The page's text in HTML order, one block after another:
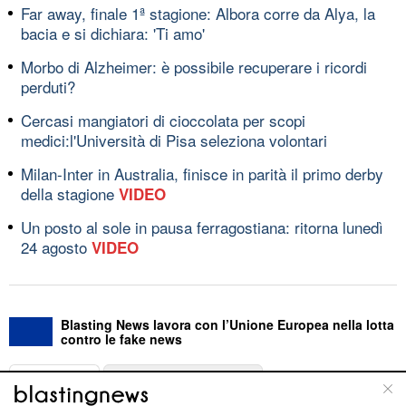
Far away, finale 1ª stagione: Albora corre da Alya, la
bacia e si dichiara: 'Ti amo'
Morbo di Alzheimer: è possibile recuperare i ricordi
perduti?
Cercasi mangiatori di cioccolata per scopi
medici:l'Università di Pisa seleziona volontari
Milan-Inter in Australia, finisce in parità il primo derby
della stagione VIDEO
Un posto al sole in pausa ferragostiana: ritorna lunedì
24 agosto VIDEO
Blasting News lavora con l’Unione Europea nella lotta
contro le fake news
ABOUT